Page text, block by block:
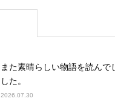
また素晴らしい物語を読んで
した。
2026.07.30